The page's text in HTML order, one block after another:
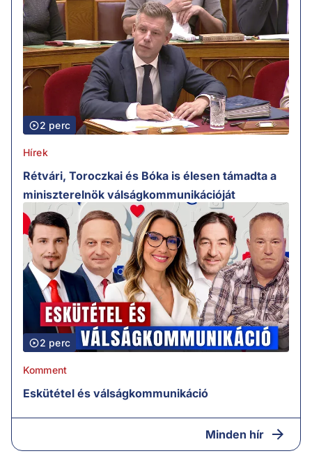
2 perc
Hírek
Rétvári, Toroczkai és Bóka is élesen támadta a
miniszterelnök válságkommunikációját
2 perc
Komment
Eskütétel és válságkommunikáció
Minden hír